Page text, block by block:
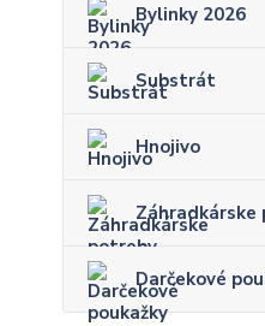
Bylinky 2026
Substrát
Hnojivo
Záhradkárske
Darčekové